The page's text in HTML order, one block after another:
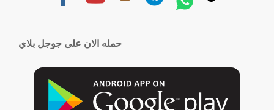
حمله الان على جوجل بلاي